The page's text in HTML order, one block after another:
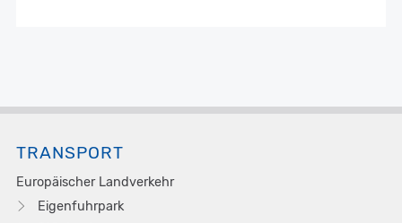
TRANSPORT
Europäischer Landverkehr
Eigenfuhrpark